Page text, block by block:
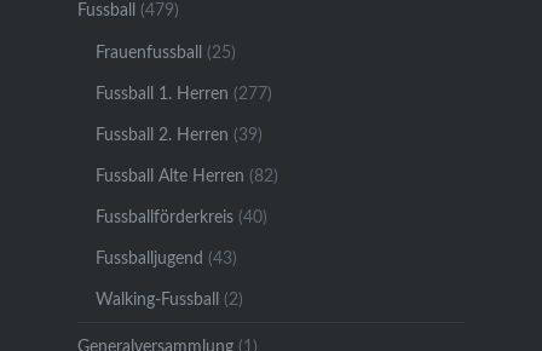
Fussball (479)
Frauenfussball (25)
Fussball 1. Herren (277)
Fussball 2. Herren (39)
Fussball Alte Herren (82)
Fussballförderkreis(40)
Fussballjugend (43)
Walking-Fussball (2)
Generalversammlung(1)